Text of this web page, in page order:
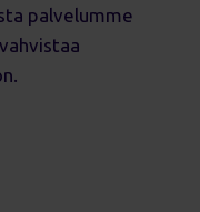
palvelumme